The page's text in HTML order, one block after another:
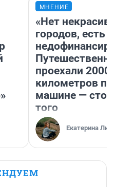
МНЕНИЕ
«Нет
городов, есть
проехали 2000
километров по
машине —
того
Екатерина